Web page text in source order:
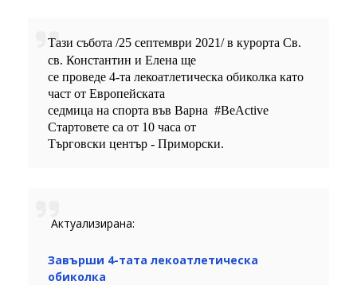
Тази събота /25 септември 2021/ в курорта Св.
св. Константин и Елена ще
се проведе 4-та лекоатлетическа обиколка като
част от Европейската
седмица на спорта във Варна #BeActive
Стартовете са от 10 часа от
Търговски център - Приморски.
Актуализирана:
Завърши 4-тата лекоатлетическа
обиколка